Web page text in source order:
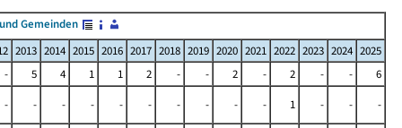
Gemeinden
2013 2014 2015 2016 2017 2018 2019 2020 2021 2022 2023 2024 2025
- 5 4 1 1 2 - - 2 - 2 - -
6
- - - - - - - - - - 1 - -
-